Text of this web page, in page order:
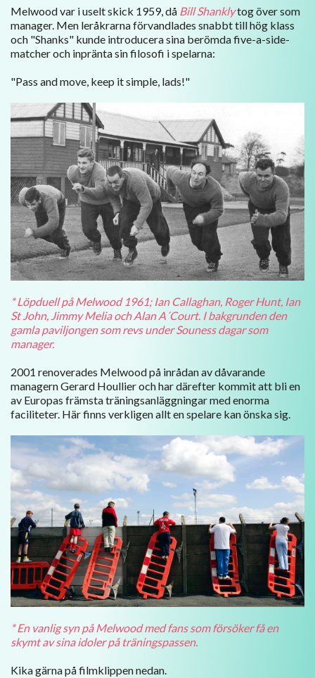
Melwood var i uselt skick 1959, då Bill Shanklytog över som
manager. Men leråkrarna förvandlades snabbt till hög klass
och "Shanks" kunde introducera sina berömda five-a-side-
matcher och inpränta sin filosofi i spelarna:
"Pass and move, keep it simple, lads!"
* Löpduell på Melwood 1961; Ian Callaghan, Roger Hunt, Ian
St John, Jimmy Melia och Alan A´Court. I bakgrunden den
gamla paviljongen som revs under Souness dagar som
manager.
2001 renoverades Melwood på inrådan av dåvarande
managern Gerard Houllier och har därefter kommit att bli en
av Europas främsta träningsanläggningar med enorma
faciliteter. Här finns verkligen allt en spelare kan önska sig.
* En vanlig syn på Melwood med fans som försöker få en
skymt av sina idoler på träningspassen.
Kika gärna på filmklippen nedan.